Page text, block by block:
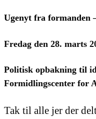
Ugenyt fra formanden
Fredag den 28. marts
Politisk opbakning til
Formidlingscenter for
Tak til alle jer der